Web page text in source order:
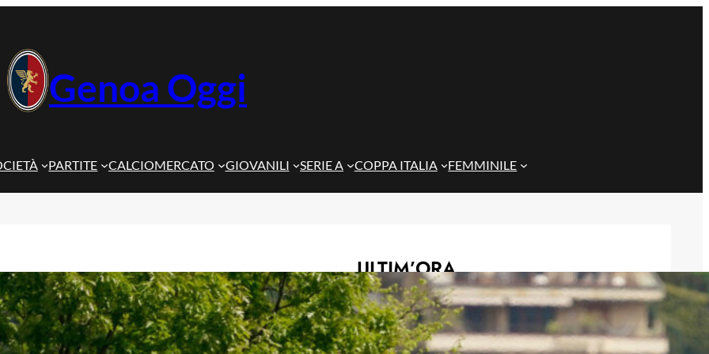
Genoa Oggi
PARTITE CALCIOMERCATO GIOVANILI SERIE A COPPA ITALIA FEMMINILE
ULTIM’ORA
Scontri tra tifoserie a Genova:
spranghe e bastoni nei vicoli prima
del Trofeo Spagnolo